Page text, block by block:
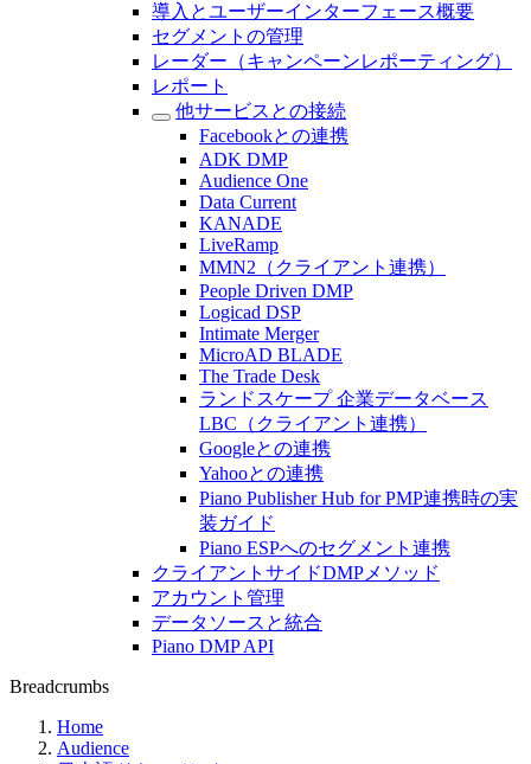
導入とユーザーインターフェース概要
セグメントの管理
レーダー（キャンペーンレポーティング）
レポート
他サービスとの接続
Facebookとの連携
ADK DMP
Audience One
Data Current
KANADE
LiveRamp
MMN2（クライアント連携）
People Driven DMP
Logicad DSP
Intimate Merger
MicroAD BLADE
The Trade Desk
ランドスケープ 企業データベース
LBC（クライアント連携）
Googleとの連携
Yahooとの連携
Piano Publisher Hub for PMP連携時の実
装ガイド
Piano ESPへのセグメント連携
クライアントサイドDMPメソッド
アカウント管理
データソースと統合
Piano DMP API
Breadcrumbs
Home
Audience